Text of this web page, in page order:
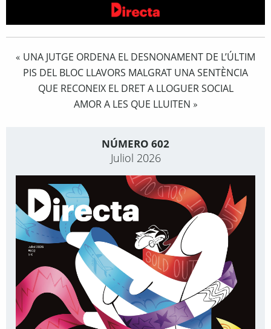
« UNA JUTGE ORDENA EL DESNONAMENT DE L’ÚLTIM
PIS DEL BLOC LLAVORS MALGRAT UNA SENTÈNCIA
QUE RECONEIX EL DRET A LLOGUER SOCIAL
AMOR A LES QUE LLUITEN »
NÚMERO 602
Juliol 2026